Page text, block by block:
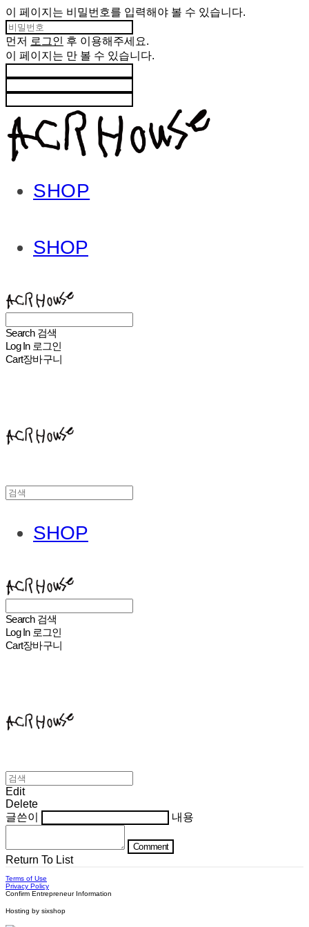
이 페이지는 비밀번호를 입력해야 볼 수 있습니다.
먼저 로그인 후 이용해주세요.
이 페이지는 만 볼 수 있습니다.
SHOP
SHOP
Search 검색
Log In 로그인
Cart장바구니
SHOP
Search 검색
Log In 로그인
Cart장바구니
Edit
Delete
글쓴이
내용
Comment
Return To List
Terms of Use
Privacy Policy
Confirm Entrepreneur Information
Hosting by sixshop